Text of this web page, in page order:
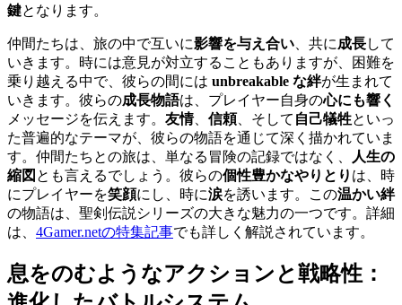
鍵となります。
仲間たちは、旅の中で互いに影響を与え合い 、共に成長して
いきます。時には意見が対立することもありますが、困難を
乗り越える中で、彼らの間には unbreakable な絆が生まれて
いきます。彼らの成長物語は、プレイヤー自身の心にも響く
メッセージを伝えます。 友情、 信頼、そして 自己犠牲といっ
た普遍的なテーマが、彼らの物語を通じて深く描かれていま
す。仲間たちとの旅は、単なる冒険の記録ではなく、
人生の
縮図 とも言えるでしょう。彼らの個性豊かなやりとり は、時
にプレイヤーを笑顔にし、時に涙を誘います。この温かい絆
の物語は、聖剣伝説シリーズの大きな魅力の一つです。詳細
は、 4Gamer.netの特集記事でも詳しく解説されています。
息をのむようなアクション と戦略性：